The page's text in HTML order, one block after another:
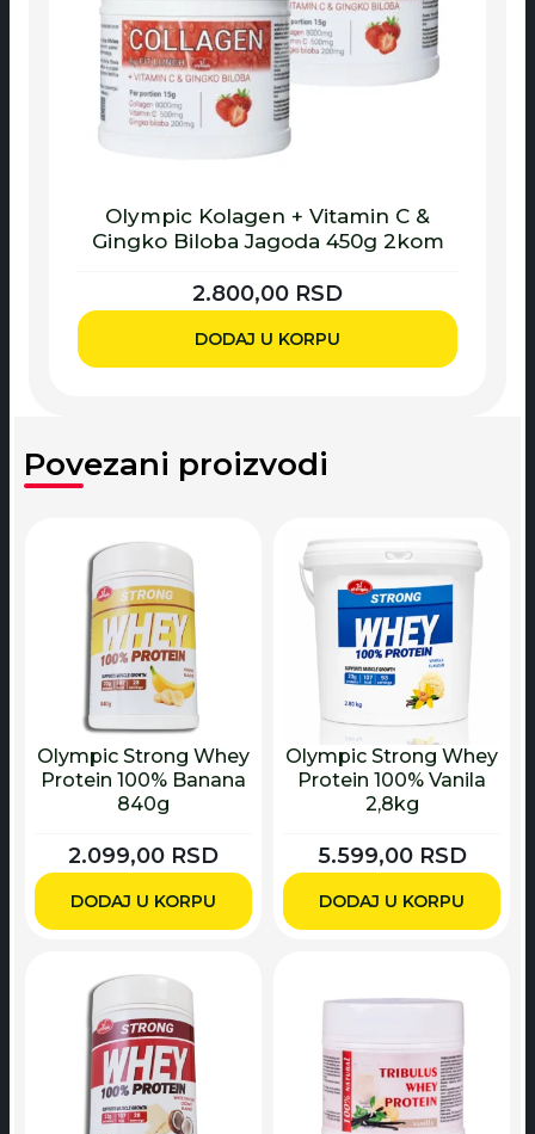
Olympic Kolagen + Vitamin C &
Gingko Biloba Jagoda 450g 2kom
2.800,00 RSD
DODAJ U KORPU
Povezani proizvodi
Olympic Strong Whey
Protein 100% Banana
840g
2.099,00 RSD
DODAJ U KORPU
Olympic Strong Whey
Protein 100% Vanila
2,8kg
5.599,00 RSD
DODAJ U KORPU